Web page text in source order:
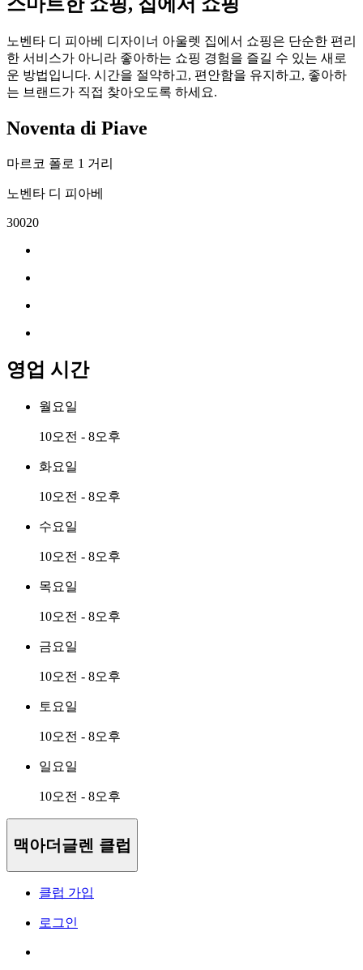
스마트한 쇼핑, 집에서 쇼핑
노벤타 디 피아베 디자이너 아울렛 집에서 쇼핑은 단순한 편리
한 서비스가 아니라 좋아하는 쇼핑 경험을 즐길 수 있는 새로
운 방법입니다. 시간을 절약하고, 편안함을 유지하고, 좋아하
는 브랜드가 직접 찾아오도록 하세요.
Noventa di Piave
마르코 폴로 1 거리
노벤타 디 피아베
30020
영업 시간
월요일
10오전 - 8오후
화요일
10오전 - 8오후
수요일
10오전 - 8오후
목요일
10오전 - 8오후
금요일
10오전 - 8오후
토요일
10오전 - 8오후
일요일
10오전 - 8오후
맥아더글렌 클럽
클럽 가입
로그인